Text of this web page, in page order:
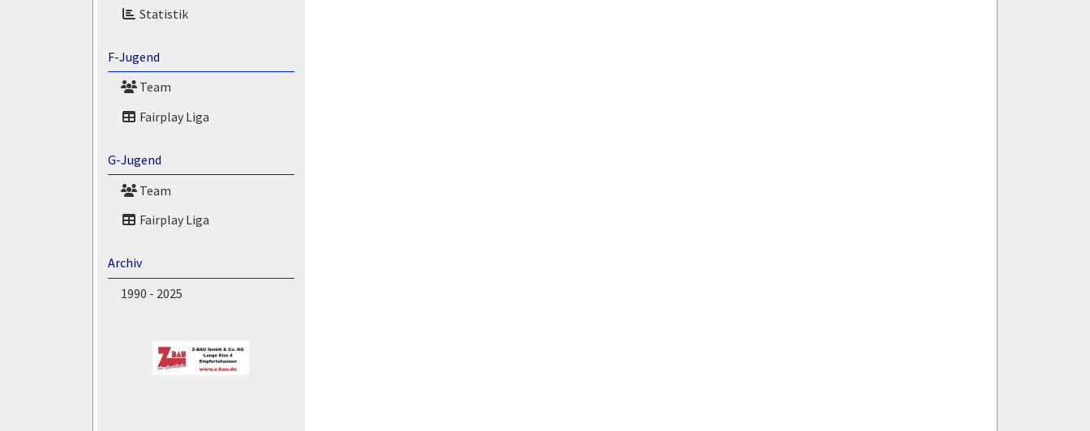
Statistik
F-Jugend
Team
Fairplay Liga
G-Jugend
Team
Fairplay Liga
Archiv
1990 - 2025